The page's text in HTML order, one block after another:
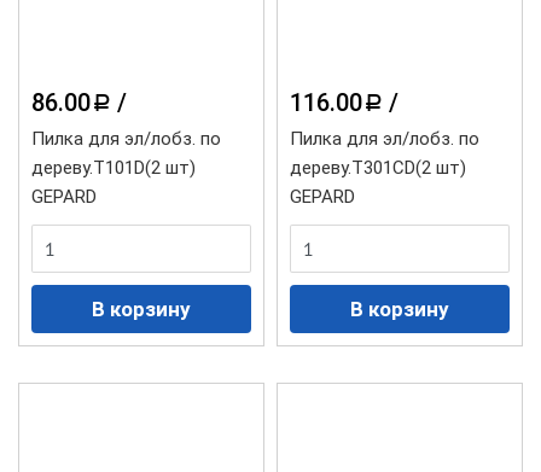
86.00 a /
Пилка для эл/лобз. по
дереву.Т101D(2 шт)
GEPARD
116.00 a /
Пилка для эл/лобз. по
дереву.Т301CD(2 шт)
GEPARD